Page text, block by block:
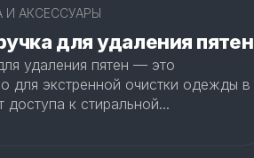
И
СПОРТ
ДЛЯ
АКСЕССУАРЫ
для удаления пятен
удаления пятен — это
для экстренной очистки одежды в
доступа к стиральной...